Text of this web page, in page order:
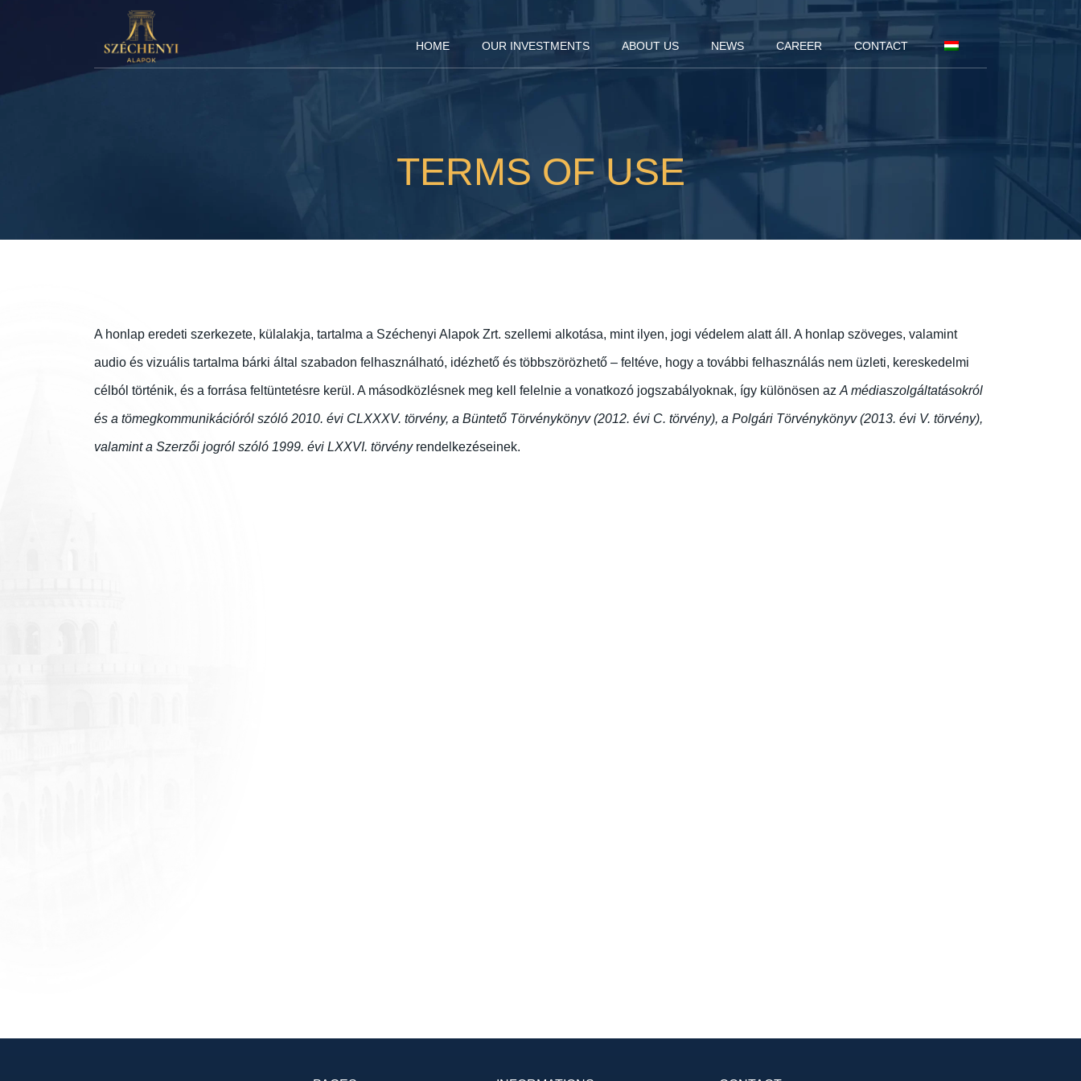
HOME OUR INVESTMENTS ABOUT US NEWS CAREER CONTACT
TERMS OF USE
A honlap eredeti szerkezete, külalakja, tartalma a Széchenyi Alapok Zrt. szellemi alkotása, mint ilyen, jogi védelem alatt áll. A honlap szöveges, valamint
audio és vizuális tartalma bárki által szabadon felhasználható, idézhető és többszörözhető – feltéve, hogy a további felhasználás nem üzleti, kereskedelmi
célból történik, és a forrása feltüntetésre kerül. A másodközlésnek meg kell felelnie a vonatkozó jogszabályoknak, így különösen az A médiaszolgáltatásokról
és a tömegkommunikációról szóló 2010. évi CLXXXV. törvény, a Büntető Törvénykönyv (2012. évi C. törvény), a Polgári Törvénykönyv (2013. évi V. törvény),
valamint a Szerzői jogról szóló 1999. évi LXXVI. törvényrendelkezéseinek.